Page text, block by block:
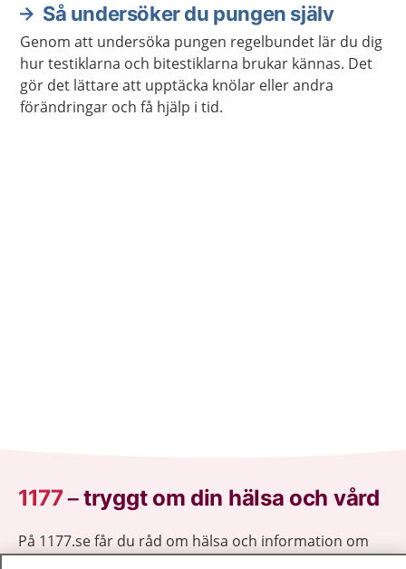
Så undersöker du pungen själv
Genom att undersöka pungen regelbundet lär du dig
hur testiklarna och bitestiklarna brukar kännas. Det
gör det lättare att upptäcka knölar eller andra
förändringar och få hjälp i tid.
1177–tryggt om din hälsa och vård
På 1177.se får du råd om hälsa och information om